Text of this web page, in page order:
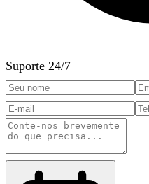
Suporte 24/7